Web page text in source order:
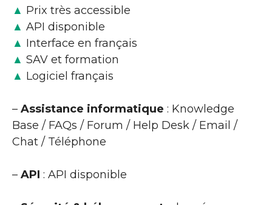
▲ Prix très accessible
▲ API disponible
▲ Interface en français
▲ SAV et formation
▲ Logiciel français
– Assistance informatique : Knowledge
Base / FAQs / Forum / Help Desk / Email /
Chat / Téléphone
– API : API disponible